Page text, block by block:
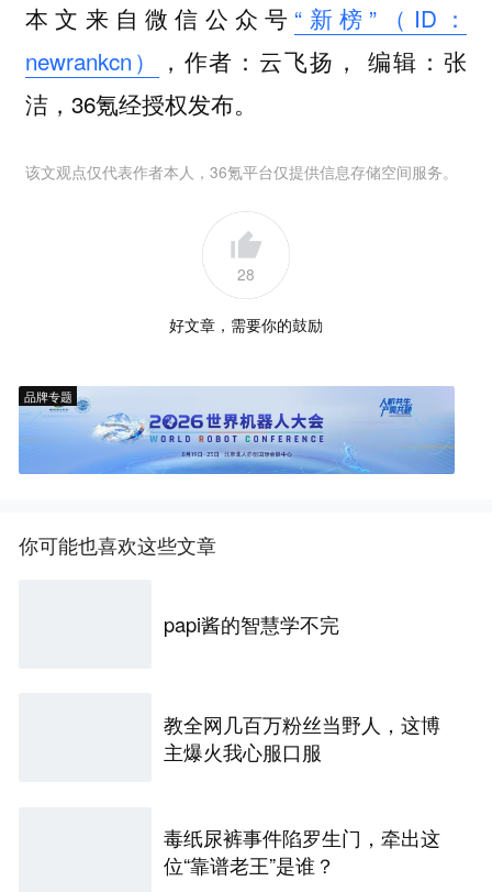
本文来自微信公众号 “新榜”（ID：
newrankcn）
，作者：云飞扬， 编辑：张
洁，36氪经授权发布。
该文观点仅代表作者本人，36氪平台仅提供信息存储空间服务。
28
好文章，需要你的鼓励
品牌专题
你可能也喜欢这些文章
papi酱的智慧学不完
教全网几百万粉丝当野人，这博
主爆火我心服口服
毒纸尿裤事件陷罗生门，牵出这
位“靠谱老王”是谁？